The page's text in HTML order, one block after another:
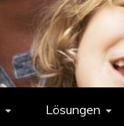
Lösungen